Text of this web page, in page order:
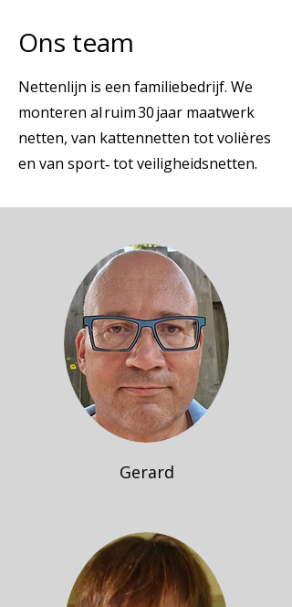
Ons team
Nettenlijn is een familiebedrijf. We
monteren al ruim 30 jaar maatwerk
netten, van kattennetten tot volières
en van sport‑ tot veiligheidsnetten.
Gerard